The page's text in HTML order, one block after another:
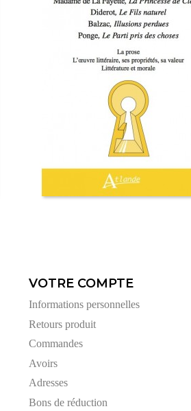
VOTRE COMPTE
Informations personnelles
Retours produit
Commandes
Avoirs
Adresses
Bons de réduction